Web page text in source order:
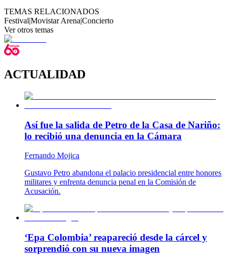
TEMAS RELACIONADOS
Festival|Movistar Arena|Concierto
Ver otros temas
ACTUALIDAD
Así fue la salida de Petro de la Casa de Nariño:
lo recibió una denuncia en la Cámara
Fernando Mojica
Gustavo Petro abandona el palacio presidencial entre honores
militares y enfrenta denuncia penal en la Comisión de
Acusación.
‘Epa Colombia’ reapareció desde la cárcel y
sorprendió con su nueva imagen